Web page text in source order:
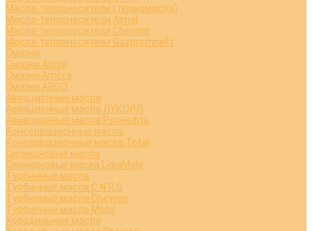
Масла-теплоносители (термомасла)
Масла-теплоносители Aimol
Масла-теплоносители Chevron
Масла-теплоносители Gazpromneft
Смазки
Смазки Aimol
Смазки Ambra
Смазки ARGO
Авиационные масла
Авиационные масла ЛУКОЙЛ
Авиационные масла Роснефть
Консервационные масла
Консервационные масла Total
Силиконовые масла
Силиконовые масла LiquiMoly
Турбинные масла
Турбинные масла C.N.R.G
Турбинные масла Chevron
Турбинные масла Mobil
Холодильные масла